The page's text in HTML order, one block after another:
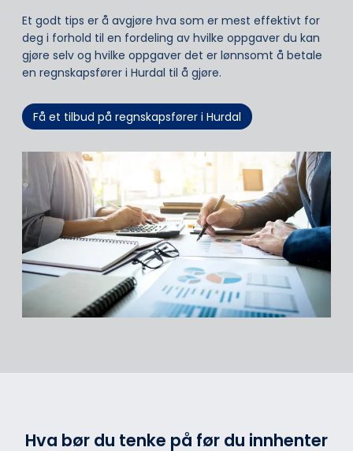
Et godt tips er å avgjøre hva som er mest effektivt for
deg i forhold til en fordeling av hvilke oppgaver du kan
gjøre selv og hvilke oppgaver det er lønnsomt å betale
en regnskapsfører i Hurdal til å gjøre.
Få et tilbud på regnskapsfører i Hurdal
Hva bør du tenke på før du innhenter